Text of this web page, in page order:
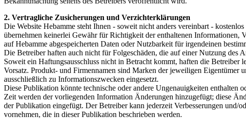
2. Vertragliche Zusicherungen und Verzichterklärungen
Die Website Hebamme steht Ihnen - soweit nicht anders vereinbart -
übernehmen keinerlei Gewähr für Richtigkeit der enthaltenen Informationen,
auf Hebamme abgespeicherten Daten oder Nutzbarkeit für irgendeinen
Die Betreiber haften auch nicht für Folgeschäden, die auf einer Nutzung des
Soweit ein Haftungsausschluss nicht in Betracht kommt, haften die Betreiber
Vorsatz. Produkt- und Firmennamen sind Marken der jeweiligen Eigentümer
ausschließlich zu Informationszwecken eingesetzt.
Diese Publikation könnte technische oder andere Ungenauigkeiten enthalten
Zeit werden der vorliegenden Information Änderungen hinzugefügt; diese
der Publikation eingefügt. Der Betreiber kann jederzeit Verbesserungen und/
vornehmen, die in dieser Publikation beschrieben werden.